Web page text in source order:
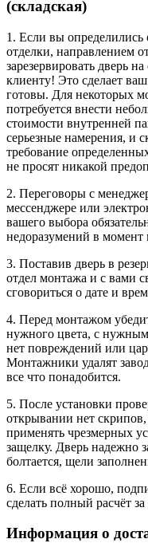
(складская)
1. Если вы
отделки, направлением
зарезервировать дверь
клиенту! Это сделает
готовы. Для некоторых
потребуется внести
стоимости внутренней
серьезные намерения, и
требование
не просят никакой
2. Переговоры с
мессенджере или
вашего выбора
недоразумений в момент
3. Поставив дверь в
отдел монтажа и с вами
сговориться о дате и
4. Перед монтажом
нужного цвета, с
нет повреждений или
Монтажники удалят
все что понадобится.
5. После установки
открывании нет
применять чрезмерных
защелку. Дверь надежно
болтается, щели
6. Если всё хорошо,
сделать полный расчёт
Информация о